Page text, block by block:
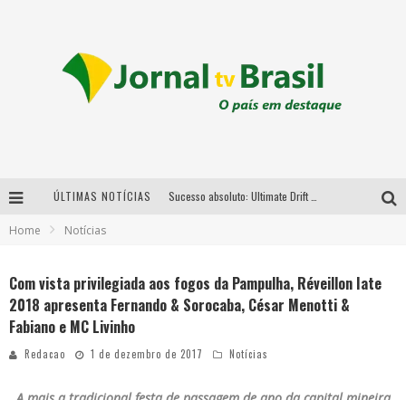
ÚLTIMAS NOTÍCIAS
Home Notícias
Com vista privilegiada aos fogos da Pampulha, Réveillon Iate
2018 apresenta Fernando & Sorocaba, César Menotti &
Fabiano e MC Livinho
Redacao 1 de dezembro de 2017 Notícias